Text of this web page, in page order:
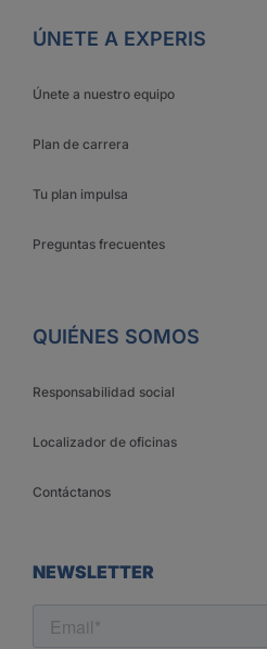
ÚNETE A EXPERIS
Únete a nuestro equipo
Plan de carrera
Tu plan impulsa
Preguntas frecuentes
QUIÉNES SOMOS
Responsabilidad social
Localizador de oficinas
Contáctanos
NEWSLETTER